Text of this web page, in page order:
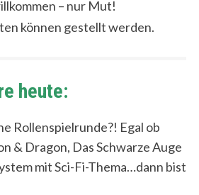
– nur Mut!
können gestellt werden.
heute:
Rollenspielrunde?! Egal ob
& Dragon, Das Schwarze Auge
mit Sci-Fi-Thema…dann bist